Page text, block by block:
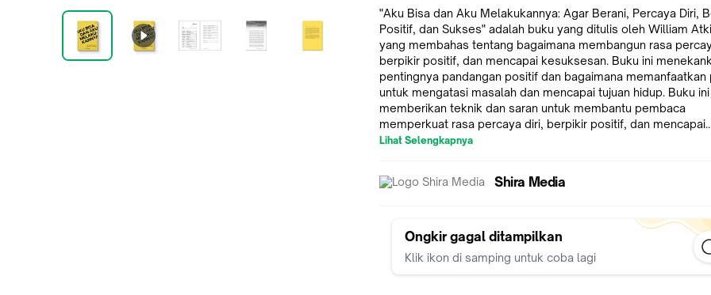
"Aku Bisa dan Aku Melakukannya: Agar Berani, Percaya Diri,
Positif, dan Sukses" adalah buku yang ditulis oleh William
yang membahas tentang bagaimana membangun rasa
berpikir positif, dan mencapai kesuksesan. Buku ini
pentingnya pandangan positif dan bagaimana memanfaatkan
untuk mengatasi masalah dan mencapai tujuan hidup. Buku ini
memberikan teknik dan saran untuk membantu pembaca
memperkuat rasa percaya diri, berpikir positif, dan mencapai
kesuksesan. Buku ini cocok bagi mereka yang ingin
---------------------------------------------------------
penerbitannya, Shira Media membawa sastra klasik dari
Amerika ke pembaca Indonesia, memperkaya pengetahuan
karya-karya timeless. Kemudian, perjalanan penerbitan ini
berkembang melintasi batas-batas genre. Dari sastra hingga
Lihat Selengkapnya
Shira Media
Ongkir gagal ditampilkan
Klik ikon di samping untuk coba lagi